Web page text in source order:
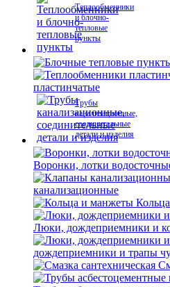
Теплообменники
и блочно-
тепловые
пункты
пластинчатые
Трубы
канализационные,
соединительные
детали и изделия
Воронки, лотки
канализационные
Люки, дождеприемники и
дождеприемники и трапы